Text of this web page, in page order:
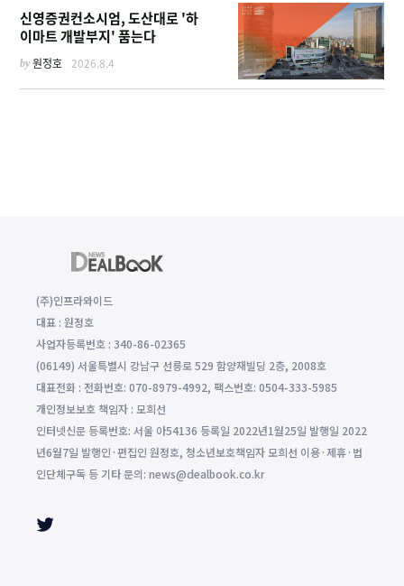
신영증권컨소시엄, 도산대로 '하
이마트 개발부지' 품는다
by원정호 2026.8.4
(주)인프라와이드
대표 : 원정호
사업자등록번호 : 340-86-02365
(06149) 서울특별시 강남구 선릉로 529 함양재빌딩 2층, 2008호
대표전화 : 전화번호: 070-8979-4992, 팩스번호: 0504-333-5985
개인정보보호 책임자 : 모희선
인터넷신문 등록번호: 서울 아54136 등록일 2022년1월25일 발행일 2022
년6월7일 발행인·편집인 원정호, 청소년보호책임자 모희선 이용·제휴·법
인단체구독 등 기타 문의: news@dealbook.co.kr